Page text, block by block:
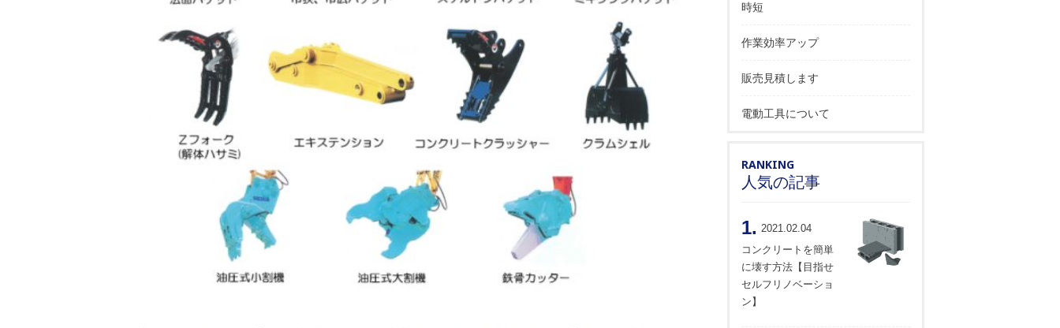
時短
作業効率アップ
販売見積します
電動工具について
RANKING
人気の記事
1. 2021.02.04
コンクリートを簡単
に壊す方法【目指せ
セルフリノベーショ
ン】